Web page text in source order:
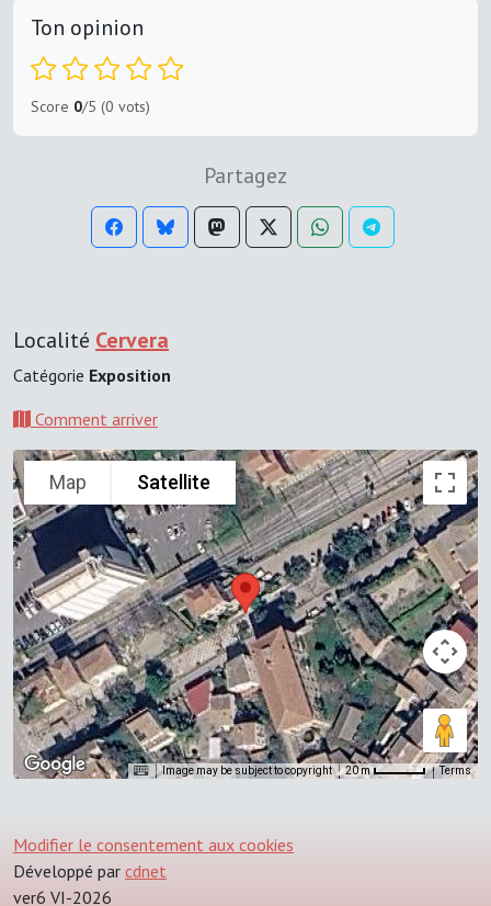
Ton opinion
Score 0/5 (0 vots)
Partagez
Localité Cervera
Catégorie Exposition
Comment arriver
Map Satellite
Image may be subject to copyright 20 m Terms
Modifier le consentement aux cookies
Développé par cdnet
ver6 VI-2026